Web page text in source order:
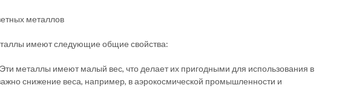
металлов
имеют следующие общие свойства:
металлы имеют малый вес, что делает их пригодными для использования в
снижение веса, например, в аэрокосмической промышленности и